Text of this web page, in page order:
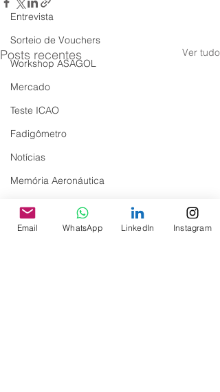
Entrevista
Sorteio de Vouchers
Workshop ASAGOL
Mercado
Teste ICAO
Fadigômetro
Notícias
Memória Aeronáutica
Posts recentes Ver tudo
Email WhatsApp LinkedIn Instagram